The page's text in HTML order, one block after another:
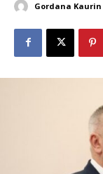
Gordana Kaurin